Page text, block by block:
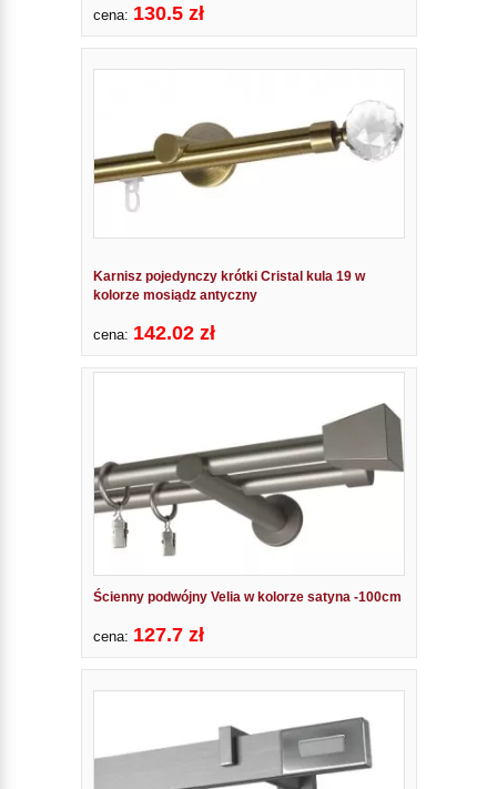
cena: 130.5 zł
Karnisz pojedynczy krótki Cristal kula 19 w
kolorze mosiądz antyczny
cena: 142.02 zł
Ścienny podwójny Velia w kolorze satyna -100cm
cena: 127.7 zł